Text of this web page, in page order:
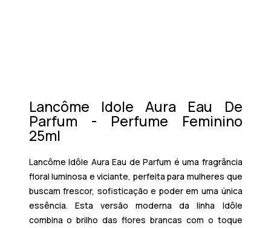
Lancôme Idole Aura Eau De
Parfum - Perfume Feminino
25ml
Lancôme Idôle Aura Eau de Parfum é uma fragrância
floral luminosa e viciante, perfeita para mulheres que
buscam frescor, sofisticação e poder em uma única
essência. Esta versão moderna da linha Idôle
combina o brilho das flores brancas com o toque